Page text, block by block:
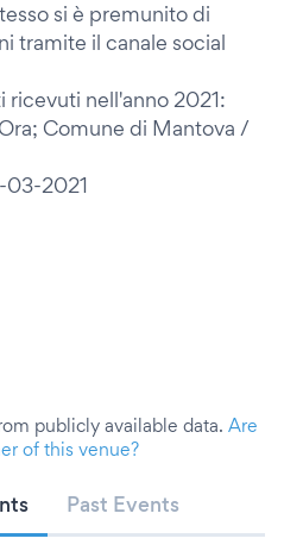
si è premunito di
tramite il canale social
ricevuti nell'anno 2021:
Comune di Mantova /
03-2021
publicly available data. Are
of this venue?
Past Events